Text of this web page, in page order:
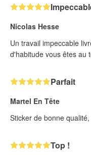
Nicolas Hesse
Un travail impeccable
d'habitude vous êtes au
Parfait
Martel En Tête
Sticker de bonne
Top !